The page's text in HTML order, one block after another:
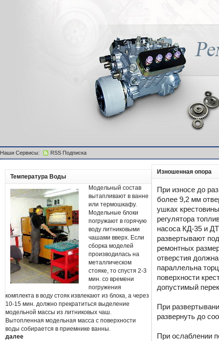
Наши Сервисы: RSS Подписка
Температура Воды
Модельный состав
вытапливают в ванне
или термошкафу.
Модельные блоки
погружают в горячую
воду литниковыми
чашами вверх. Если
сборка моделей
производилась на
металлическом
стояке, то спустя 2-3
мин. со времени
погружения
комплекта в воду стояк извлекают из блока, а через
10-15 мин. должно прекратиться выделение
модельной массы из литниковых чаш.
Вытопленная модельная масса с поверхности
воды собирается в приемнике ванны.
далее
Изношенная опора
При износе до
более 9,2 мм
ушках крестовины
регулятора
насоса КД-35 и
развертывают
ремонтных
отверстия
параллельна
поверхности
допустимый
При
развернуть до
При ослаблении